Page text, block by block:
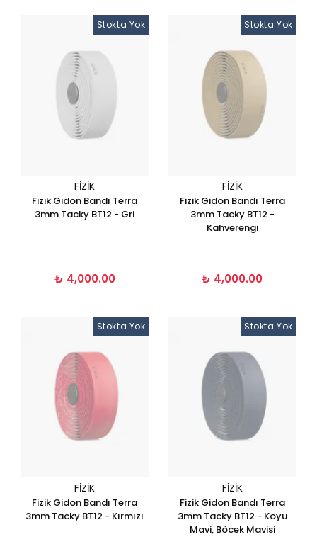
Stokta Yok
FIZIK
Fizik Gidon Bandı Terra
3mm Tacky BT12 - Gri
₺ 4,000.00
Stokta Yok
FIZIK
Fizik Gidon Bandı Terra
3mm Tacky BT12 -
Kahverengi
₺ 4,000.00
Stokta Yok
FIZIK
Fizik Gidon Bandı Terra
3mm Tacky BT12 - Kırmızı
Stokta Yok
FIZIK
Fizik Gidon Bandı Terra
3mm Tacky BT12 - Koyu
Mavi, Böcek Mavisi